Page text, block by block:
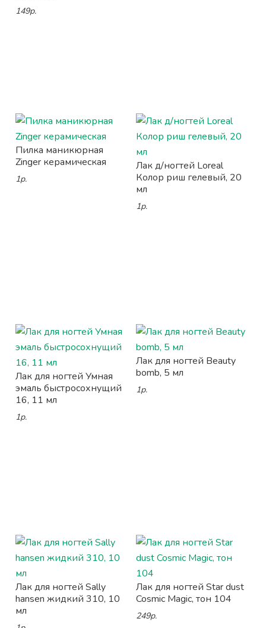
149р.
Пилка маникюрная
Zinger керамическая
1р.
Лак д/ногтей Loreal
Колор риш гелевый, 20
мл
1р.
Лак для ногтей Умная
эмаль быстросохнущий
16, 11 мл
1р.
Лак для ногтей Beauty
bomb, 5 мл
1р.
Лак для ногтей Sally
hansen жидкий 310, 10
мл
Лак для ногтей Star dust
Cosmic Magic, тон 104
249р.